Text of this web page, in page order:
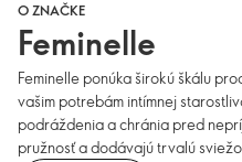
O ZNAČKE
Feminelle
Feminelle ponúka širokú škálu
vašim potrebám intímnej
podráždenia a chránia pred
pružnosť a dodávajú trvalú